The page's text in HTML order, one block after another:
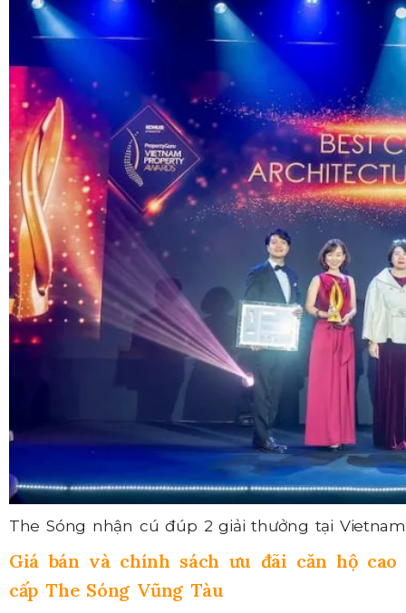
The Sóng nhận cú đúp 2 giải thưởng tại Vietnam
Giá bán và chính sách ưu đãi căn hộ cao
cấp The Sóng Vũng Tàu